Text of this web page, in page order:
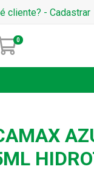
cliente? - Cadastrar
0